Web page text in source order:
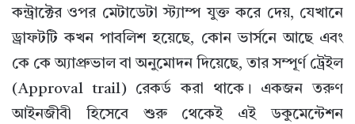
কন্ট্রাক্টের ওপর মেটাডেটা স্ট্যাম্প যুক্ত করে দেয়, যেখানে
ড্রাফটটি কখন পাবলিশ হয়েছে, কোন ভার্সনে আছে এবং
কে কে অ্যাপ্রুভাল বা অনুমোদন দিয়েছে, তার সম্পূর্ণ ট্রেইল
(Approval trail) রেকর্ড করা থাকে। একজন তরুণ
আইনজীবী হিসেবে শুরু থেকেই এই ডকুমেন্টেশন